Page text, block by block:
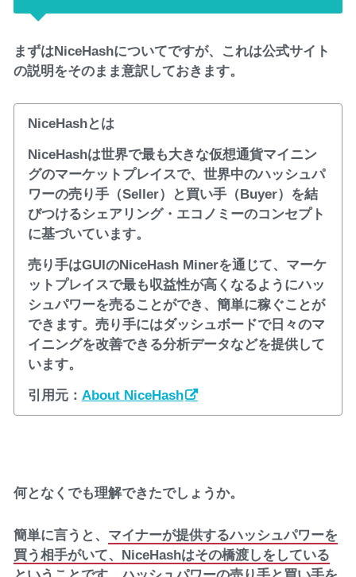
まずはNiceHashについてですが、これは公式サイト
の説明をそのまま意訳しておきます。
NiceHashとは
NiceHashは世界で最も大きな仮想通貨マイニン
グのマーケットプレイスで、世界中のハッシュパ
ワーの売り手（Seller）と買い手（Buyer）を結
びつけるシェアリング・エコノミーのコンセプト
に基づいています。
売り手はGUIのNiceHash Minerを通じて、マーケ
ットプレイスで最も収益性が高くなるようにハッ
シュパワーを売ることができ、簡単に稼ぐことが
できます。売り手にはダッシュボードで日々のマ
イニングを改善できる分析データなどを提供して
います。
引用元： About NiceHash
何となくでも理解できたでしょうか。
簡単に言うと、 マイナーが提供するハッシュパワーを
買う相手がいて、NiceHashはその橋渡しをしている